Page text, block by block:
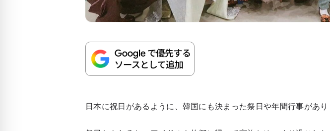
日本に祝日があるように、韓国にも決まった祭日や年間行事があり